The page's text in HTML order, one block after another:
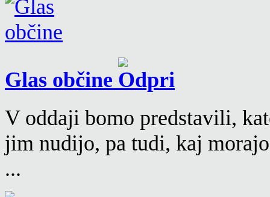
Glas občine
V oddaji bomo predstavili,
jim nudijo, pa tudi, kaj
...